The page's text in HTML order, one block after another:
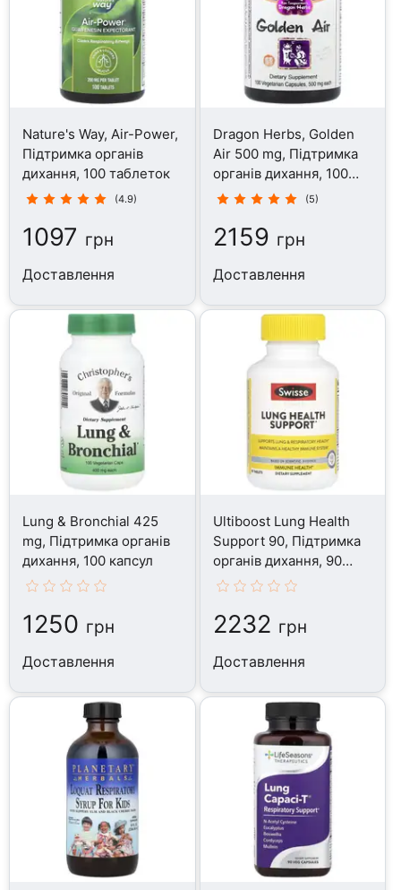
Nature's Way, Air-Power,
Підтримка органів
дихання, 100 таблеток
(4.9)
1097 грн
Доставлення
Dragon Herbs, Golden
Air 500 mg, Підтримка
органів дихання, 100
капсул
(5)
2159 грн
Доставлення
Lung & Bronchial 425
mg, Підтримка органів
дихання, 100 капсул
1250 грн
Доставлення
Ultiboost Lung Health
Support 90, Підтримка
органів дихання, 90
таблеток
2232 грн
Доставлення